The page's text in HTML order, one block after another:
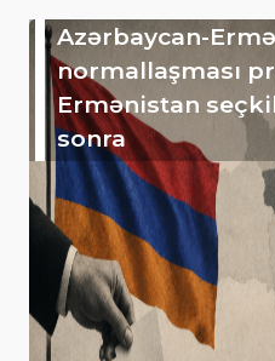
Azərbaycan-
normallaşması
Ermənistan
sonra